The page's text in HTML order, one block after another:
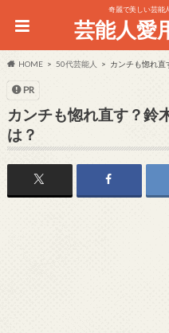
奇麗で美しい芸能
芸能人愛
HOME 50代芸能人 カンチも惚れ直
PR
カンチも惚れ直す？鈴
は？